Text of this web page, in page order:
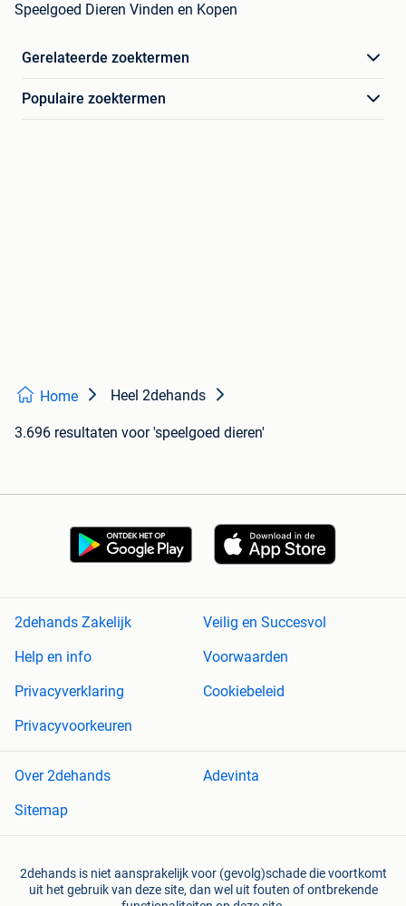
Speelgoed Dieren Vinden en Kopen
Gerelateerde zoektermen
Populaire zoektermen
Home Heel 2dehands
3.696 resultaten voor 'speelgoed dieren'
2dehands Zakelijk
Veilig en Succesvol
Help en info
Voorwaarden
Privacyverklaring
Cookiebeleid
Privacyvoorkeuren
Over 2dehands
Adevinta
Sitemap
2dehands is niet aansprakelijk voor (gevolg)schade die voortkomt
uit het gebruik van deze site, dan wel uit fouten of ontbrekende